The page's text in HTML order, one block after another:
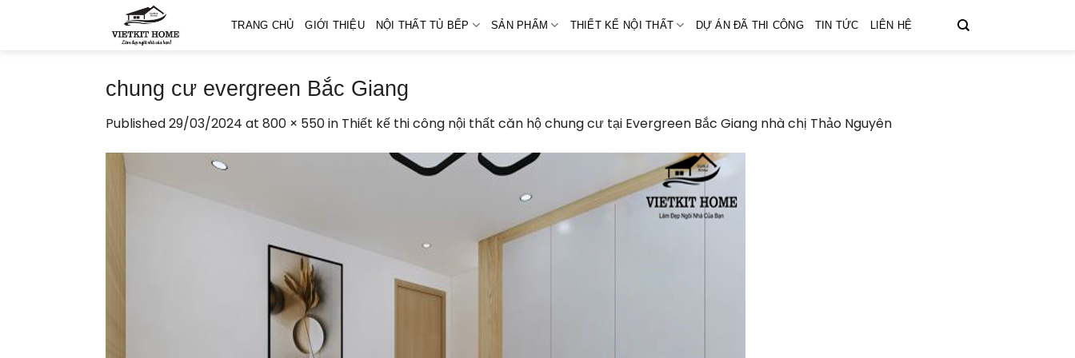
TRANG CHỦ GIỚI THIỆU NỘI THẤT TỦ BẾP SẢN PHẨM THIẾT KẾ NỘI THẤT DỰ ÁN ĐÃ THI CÔNG TIN TỨC LIÊN HỆ
chung cư evergreen Bắc Giang
Published29/03/2024 at 800 × 550in Thiết kế thi công nội thất căn hộ chung cư tại Evergreen Bắc Giang nhà chị Thảo Nguyên